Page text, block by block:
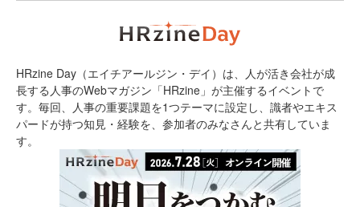
HRzine Day（エイチアールジン・デイ）は、人が活き会社が成
長する人事のWebマガジン「HRzine」が主催するイベントで
す。毎回、人事の重要課題を1つテーマに設定し、識者やエキス
パードが持つ知見・経験を、参加者のみなさんと共有していま
す。